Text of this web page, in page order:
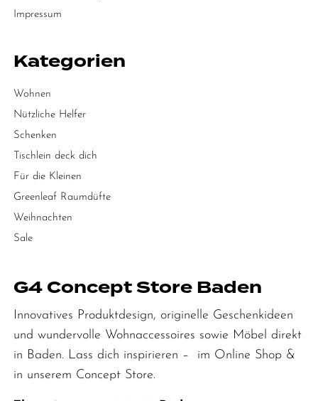
Impressum
Kategorien
Wohnen
Nützliche Helfer
Schenken
Tischlein deck dich
Für die Kleinen
Greenleaf Raumdüfte
Weihnachten
Sale
G4 Concept Store Baden
Innovatives Produktdesign, originelle Geschenkideen
und wundervolle Wohnaccessoires sowie Möbel direkt
in Baden. Lass dich inspirieren – im Online Shop &
in unserem Concept Store.